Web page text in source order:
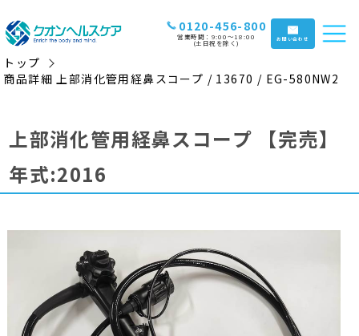
0120-456-800
営業時間：9:00〜18:00
(土日祝を除く) お問い合わせ
トップ
商品詳細 上部消化管用経鼻スコープ / 13670 / EG-580NW2
上部消化管用経鼻スコープ
【完売】
年式:2016